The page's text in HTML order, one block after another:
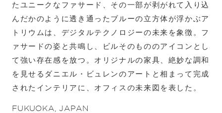
たユニークなファサード、その一部が剥がれて入り込
んだかのように透き通ったブルーの立方体が浮かぶア
トリウムは、デジタルテクノロジーの未来を象徴。フ
ァサードの姿と共鳴し、ビルそのもののアイコンとし
て強い存在感を放つ。オリジナルの家具、絶妙な調和
を見せるダニエル・ビュレンのアートと相まって完成
されたインテリアに、オフィスの未来図を表した。
FUKUOKA, JAPAN